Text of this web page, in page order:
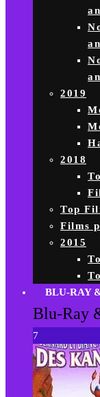
2019
2018
Top
Films
2015
BLU-RAY
Blu-Ray
7